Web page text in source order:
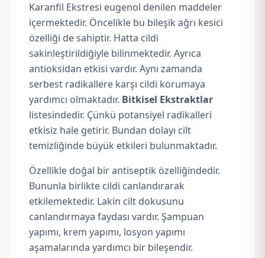
Karanfil Ekstresi eugenol denilen maddeler
içermektedir. Öncelikle bu bileşik ağrı kesici
özelliği de sahiptir. Hatta cildi
sakinleştirildiğiyle bilinmektedir. Ayrıca
antioksidan etkisi vardır. Aynı zamanda
serbest radikallere karşı cildi korumaya
yardımcı olmaktadır. Bitkisel Ekstraktlar
listesindedir. Çünkü potansiyel radikalleri
etkisiz hale getirir. Bundan dolayı cilt
temizliğinde büyük etkileri bulunmaktadır.
Özellikle doğal bir antiseptik özelliğindedir.
Bununla birlikte cildi canlandırarak
etkilemektedir. Lakin cilt dokusunu
canlandırmaya faydası vardır. Şampuan
yapımı, krem yapımı, losyon yapımı
aşamalarında yardımcı bir bileşendir.